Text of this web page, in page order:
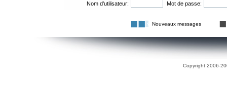
Nom d’utilisateur: Mot de passe:
Nouveaux messages
Copyright 2006-